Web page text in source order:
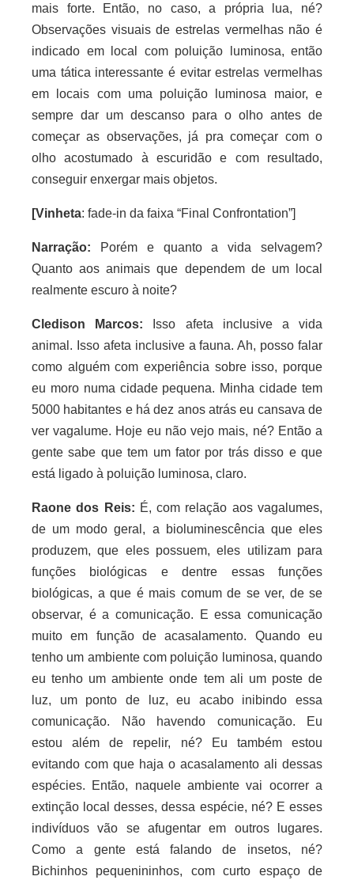
mais forte. Então, no caso, a própria lua, né?
Observações visuais de estrelas vermelhas não é
indicado em local com poluição luminosa, então
uma tática interessante é evitar estrelas vermelhas
em locais com uma poluição luminosa maior, e
sempre dar um descanso para o olho antes de
começar as observações, já pra começar com o
olho acostumado à escuridão e com resultado,
conseguir enxergar mais objetos.
[Vinheta: fade-in da faixa “Final Confrontation”]
Narração: Porém e quanto a vida selvagem?
Quanto aos animais que dependem de um local
realmente escuro à noite?
Cledison Marcos: Isso afeta inclusive a vida
animal. Isso afeta inclusive a fauna. Ah, posso falar
como alguém com experiência sobre isso, porque
eu moro numa cidade pequena. Minha cidade tem
5000 habitantes e há dez anos atrás eu cansava de
ver vagalume. Hoje eu não vejo mais, né? Então a
gente sabe que tem um fator por trás disso e que
está ligado à poluição luminosa, claro.
Raone dos Reis: É, com relação aos vagalumes,
de um modo geral, a bioluminescência que eles
produzem, que eles possuem, eles utilizam para
funções biológicas e dentre essas funções
biológicas, a que é mais comum de se ver, de se
observar, é a comunicação. E essa comunicação
muito em função de acasalamento. Quando eu
tenho um ambiente com poluição luminosa, quando
eu tenho um ambiente onde tem ali um poste de
luz, um ponto de luz, eu acabo inibindo essa
comunicação. Não havendo comunicação. Eu
estou além de repelir, né? Eu também estou
evitando com que haja o acasalamento ali dessas
espécies. Então, naquele ambiente vai ocorrer a
extinção local desses, dessa espécie, né? E esses
indivíduos vão se afugentar em outros lugares.
Como a gente está falando de insetos, né?
Bichinhos pequenininhos, com curto espaço de